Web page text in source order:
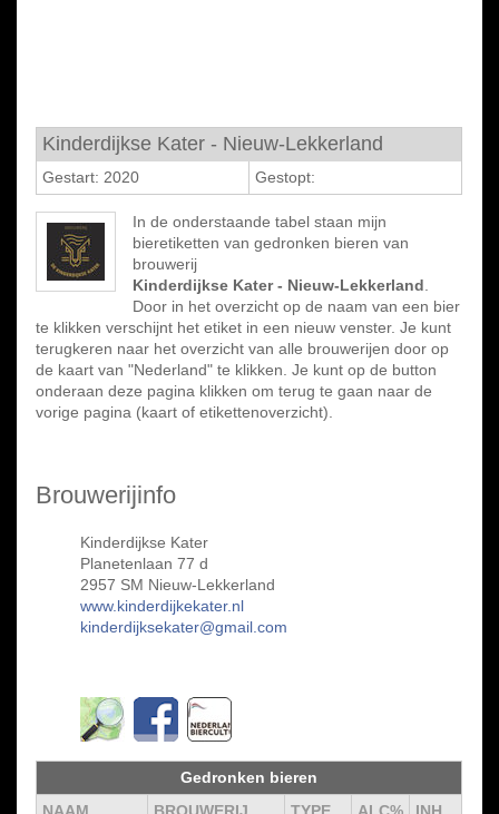
Kinderdijkse Kater - Nieuw-Lekkerland
Gestart: 2020 Gestopt:
In de onderstaande tabel staan mijn
bieretiketten van gedronken bieren van
brouwerij
Kinderdijkse Kater - Nieuw-Lekkerland
Door in het overzicht op de naam van een bier
te klikken verschijnt het etiket in een nieuw venster. Je kunt
terugkeren naar het overzicht van alle brouwerijen door op
de kaart van "Nederland" te klikken. Je kunt op de button
onderaan deze pagina klikken om terug te gaan naar de
vorige pagina (kaart of etikettenoverzicht).
Brouwerijinfo
Kinderdijkse Kater
Planetenlaan 77 d
2957 SM Nieuw-Lekkerland
www.kinderdijkekater.nl
kinderdijksekater@gmail.com
Gedronken bieren